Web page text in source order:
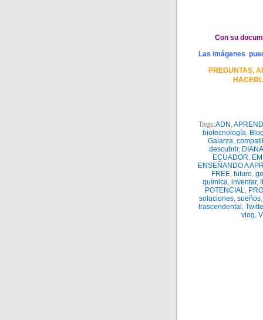
Con su
Las imágenes
PREGUNTAS,
Tags:ADN ,
biotecnología,
Galarza,
descubrir,
ECUADOR,
ENSEÑANDO A
FREE, futuro,
química, inventar,
POTENCIAL,
soluciones, sueños,
trascendental ,
vlog,